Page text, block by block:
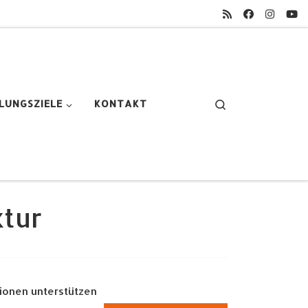
KONTAKT
unterstützen